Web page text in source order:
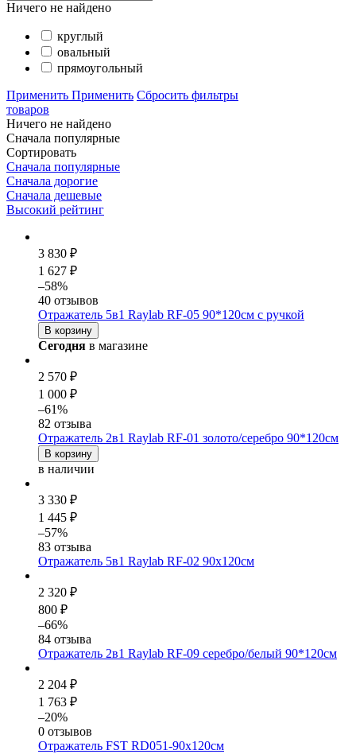
Ничего не найдено
круглый
овальный
прямоугольный
Применить Применить Сбросить фильтры
товаров
Ничего не найдено
Сначала популярные
Сортировать
Сначала популярные
Сначала дорогие
Сначала дешевые
Высокий рейтинг
3 830 ₽
1 627 ₽
–58%
40 отзывов
Отражатель 5в1 Raylab RF-05 90*120см с ручкой
В корзину
Сегодня в магазине
2 570 ₽
1 000 ₽
–61%
82 отзыва
Отражатель 2в1 Raylab RF-01 золото/серебро 90*120см
В корзину
в наличии
3 330 ₽
1 445 ₽
–57%
83 отзыва
Отражатель 5в1 Raylab RF-02 90x120см
2 320 ₽
800 ₽
–66%
84 отзыва
Отражатель 2в1 Raylab RF-09 серебро/белый 90*120см
2 204 ₽
1 763 ₽
–20%
0 отзывов
Отражатель FST RD051-90х120см